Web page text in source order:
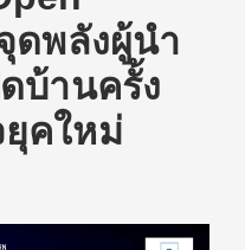
ดพลังผู้นำ
ดบ้านครั้ง
คใหม่